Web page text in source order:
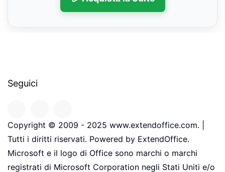
Seguici
Copyright © 2009 - 2025 www.extendoffice.com. |
Tutti i diritti riservati. Powered by ExtendOffice.
Microsoft e il logo di Office sono marchi o marchi
registrati di Microsoft Corporation negli Stati Uniti e/o